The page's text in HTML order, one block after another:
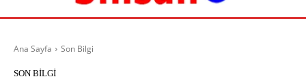
Ana Sayfa Son Bilgi
SON BILGI